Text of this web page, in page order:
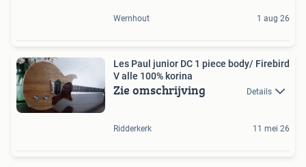
Wernhout 1 aug 26
Les Paul junior DC 1 piece body/ Firebird
V alle 100% korina
Zie omschrijving Details
Ridderkerk 11 mei 26